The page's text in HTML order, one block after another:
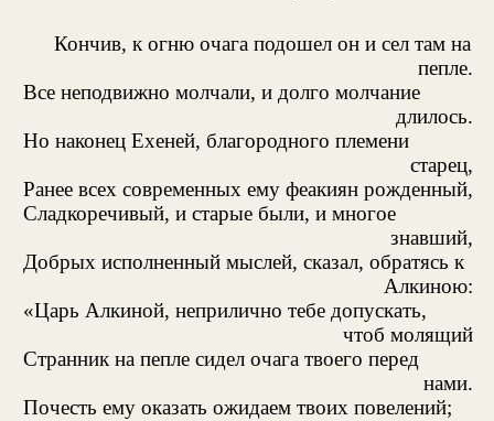
Кончив, к огню очага подошел он и сел там на
пепле.
Все неподвижно молчали, и долго молчание
длилось.
Но наконец Ехеней, благородного племени
старец,
Ранее всех современных ему феакиян рожденный,
Сладкоречивый, и старые были, и многое
знавший,
Добрых исполненный мыслей, сказал, обратясь к
Алкиною:
«Царь Алкиной, неприлично тебе допускать,
чтоб молящий
Странник на пепле сидел очага твоего перед
нами.
Почесть ему оказать ожидаем твоих повелений;